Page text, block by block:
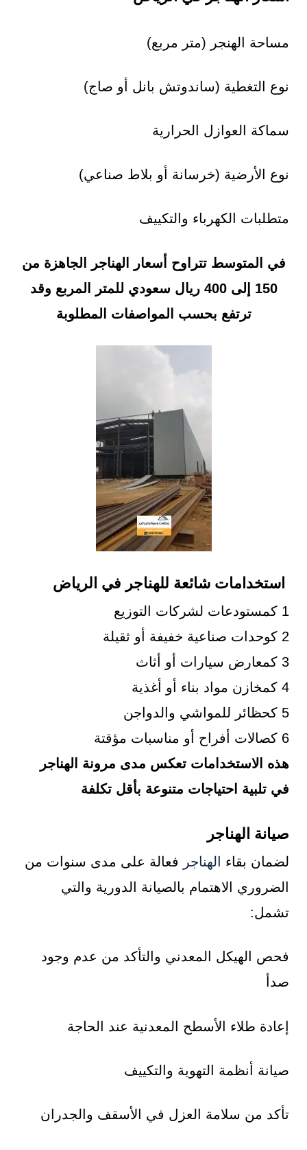
مساحة الهنجر (متر مربع)
نوع التغطية (ساندوتش بانل أو صاج)
سماكة العوازل الحرارية
نوع الأرضية (خرسانة أو بلاط صناعي)
متطلبات الكهرباء والتكييف
في المتوسط تتراوح أسعار الهناجر الجاهزة من
150 إلى 400 ريال سعودي للمتر المربع وقد
ترتفع بحسب المواصفات المطلوبة
استخدامات شائعة للهناجر في الرياض
1 كمستودعات لشركات التوزيع
2 كوحدات صناعية خفيفة أو ثقيلة
3 كمعارض سيارات أو أثاث
4 كمخازن مواد بناء أو أغذية
5 كحظائر للمواشي والدواجن
6 كصالات أفراح أو مناسبات مؤقتة
هذه الاستخدامات تعكس مدى مرونة الهناجر
في تلبية احتياجات متنوعة بأقل تكلفة
صيانة الهناجر
لضمان بقاء الهناجر
فعالة على مدى سنوات من
الضروري الاهتمام بالصيانة الدورية والتي
تشمل:
فحص الهيكل المعدني والتأكد من عدم وجود
صدأ
إعادة طلاء الأسطح المعدنية عند الحاجة
صيانة أنظمة التهوية والتكييف
تأكد من سلامة العزل في الأسقف والجدران